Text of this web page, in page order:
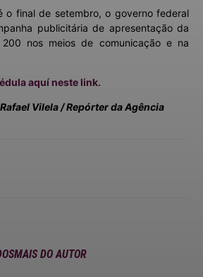
o final de setembro, o governo federal
publicitária de apresentação da
nos meios de comunicação e na
aquí neste link.
Vilela / Repórter da Agência
MAIS DO AUTOR